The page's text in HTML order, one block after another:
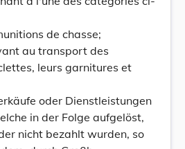
de chasse;
au transport des
leurs garnitures et
oder Dienstleistungen
in der Folge aufgelöst,
nicht bezahlt wurden, so